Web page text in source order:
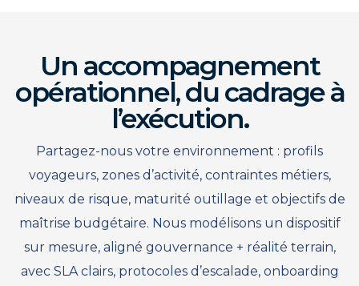
Un accompagnement
opérationnel, du cadrage à
l’exécution.
Partagez-nous votre environnement : profils
voyageurs, zones d’activité, contraintes métiers,
niveaux de risque, maturité outillage et objectifs de
maîtrise budgétaire. Nous modélisons un dispositif
sur mesure, aligné gouvernance + réalité terrain,
avec SLA clairs, protocoles d’escalade, onboarding